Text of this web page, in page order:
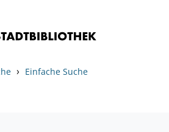
› Einfache Suche